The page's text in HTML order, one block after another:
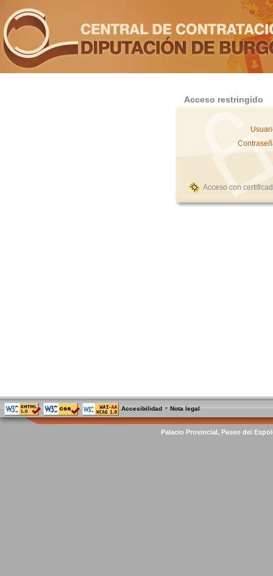
Acceso restringido
Acceso con
Accesibilidad -Nota legal
Palacio Provincial, Paseo del